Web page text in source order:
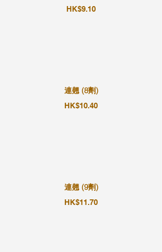
HK$9.10
連翹 (8劑)
HK$10.40
連翹 (9劑)
HK$11.70